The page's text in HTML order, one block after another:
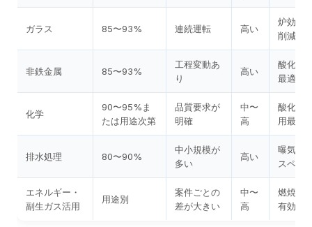
ガラス 85〜93% 連続運転 高い
炉効率
削減
非鉄金属 85〜93%
工程変動あ
り
高い
酸化・
最適化
化学
90〜95%ま
たは用途次第
品質要求が
明確
中〜
高
酸化反
用最適
排水処理 80〜90%
中小規模が
多い
高い
曝気効
スペー
エネルギー・
副生ガス活用
用途別
案件ごとの
差が大きい
中〜
高
燃焼最
有効利